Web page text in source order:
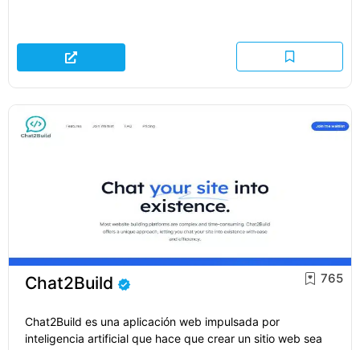
Chat2Build 765
Chat2Build es una aplicación web impulsada por
inteligencia artificial que hace que crear un sitio web sea